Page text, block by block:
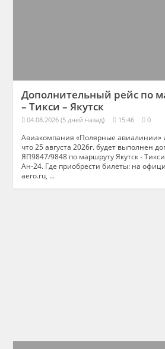
Дополнительный рейс по
– Тикси – Якутск
04.08.2026 (5 дней назад) 15:46 0
Авиакомпания «Полярные авиалинии»
что 25 августа 2026г. будет выполнен
ЯП9847/9848 по маршруту Якутск -
Ан-24. Где приобрести билеты: на
aero.ru, ...